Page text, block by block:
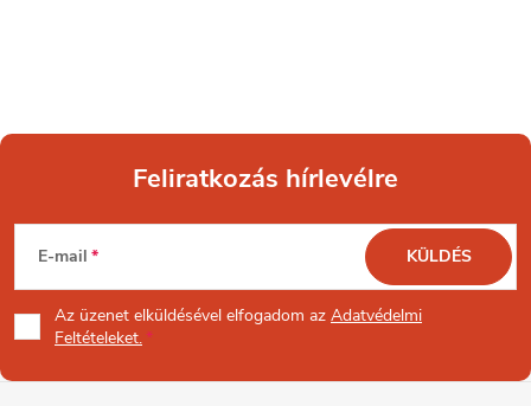
L
á
b
Feliratkozás hírlevélre
E-mail
Az üzenet elküldésével elfogadom az Adatvédelmi
Feltételeket.
KÜLDÉS